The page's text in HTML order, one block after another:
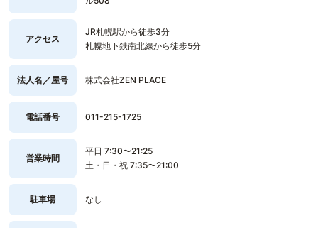
アクセス
JR札幌駅から徒歩3分
札幌地下鉄南北線から徒歩5分
法人名／屋号 株式会社ZEN PLACE
電話番号 011-215-1725
営業時間
平日 7:30〜21:25
土・日・祝 7:35〜21:00
駐車場 なし